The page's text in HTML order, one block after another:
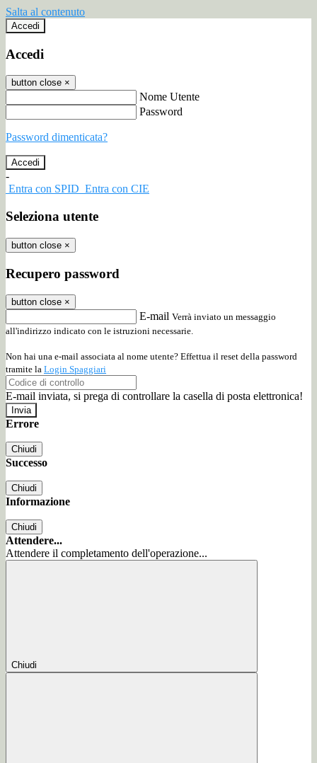
Salta al contenuto
Accedi
Accedi
button close ×
Nome Utente
Password
Password dimenticata?
-
Entra con SPID Entra con CIE
Seleziona utente
button close ×
Recupero password
button close ×
E-mail Verrà inviato un messaggio
all'indirizzo indicato con le istruzioni necessarie.
Non hai una e-mail associata al nome utente? Effettua il reset della password
tramite la Login Spaggiari
E-mail inviata, si prega di controllare la casella di posta elettronica!
Errore
Chiudi
Successo
Chiudi
Informazione
Chiudi
Attendere...
Attendere il completamento dell'operazione...
Chiudi